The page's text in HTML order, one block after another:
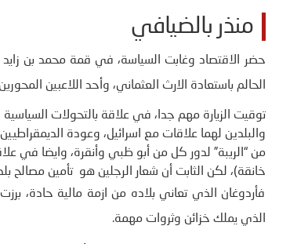
منذر بالضيافي
حضر الاقتصاد وغابت السياسة، في قمة محمد بن زايد
الحالم باستعادة الارث العثماني، وأحد اللاعبين
توقيت الزيارة مهم جدا، في علاقة بالتحولات
والبلدين لهما علاقات مع اسرائيل، وعودة
من “الريبة” لدور كل من أبو ظبي وأنقرة، وايضا في
خانقة)، لكن الثابت أن شعار الرجلين هو تأمين مصالح
فأردوغان الذي تعاني بلاده من ازمة مالية حادة،
الذي يملك خزائن وثروات مهمة.